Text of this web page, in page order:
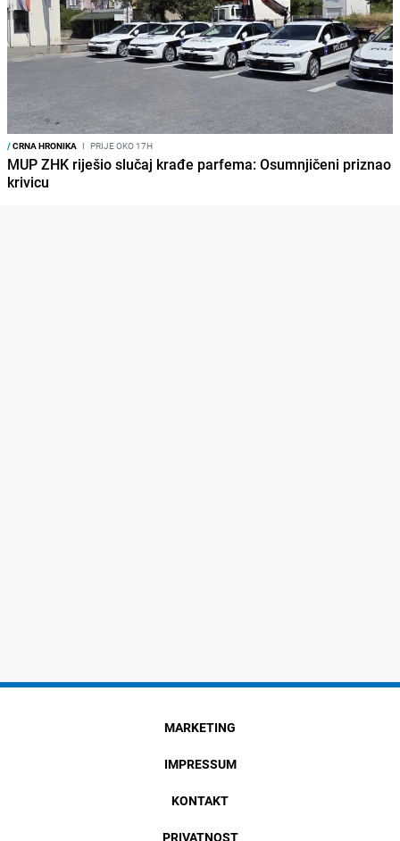
/CRNA HRONIKA I PRIJE OKO 17H
MUP ZHK riješio slučaj krađe parfema: Osumnjičeni priznao
krivicu
MARKETING
IMPRESSUM
KONTAKT
PRIVATNOST